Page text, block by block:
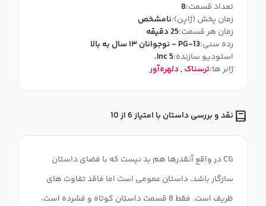
تعداد قسمت:8
زمان پخش (ژاپن):نامشخص
زمان هر قسمت:25 دقیقه
رده سنی:PG-13 - نوجوانان ۱۳ سال به بالا
استودیو سازنده:5 Inc.
ژانر ها:ترسناک,دلهره‌آور
نقد و بررسی داستان با امتیاز 6 از 10
CG در واقع آنقدرها هم بد نیست که با فضای داستان
سازگار باشد، داستان عمومی است اما فاقد تفاوت های
ظریف است. فقط 8 قسمت داستان کوتاه و فشرده است،